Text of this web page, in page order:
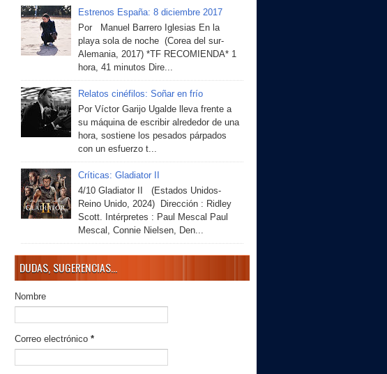
Estrenos España: 8 diciembre 2017
Por Manuel Barrero Iglesias En la
playa sola de noche (Corea del sur-
Alemania, 2017) *TF RECOMIENDA* 1
hora, 41 minutos Dire...
Relatos cinéfilos: Soñar en frío
Por Víctor Garijo Ugalde lleva frente a
su máquina de escribir alrededor de una
hora, sostiene los pesados párpados
con un esfuerzo t...
Críticas: Gladiator II
4/10 Gladiator II (Estados Unidos-
Reino Unido, 2024) Dirección : Ridley
Scott. Intérpretes : Paul Mescal Paul
Mescal, Connie Nielsen, Den...
DUDAS, SUGERENCIAS...
Nombre
Correo electrónico *